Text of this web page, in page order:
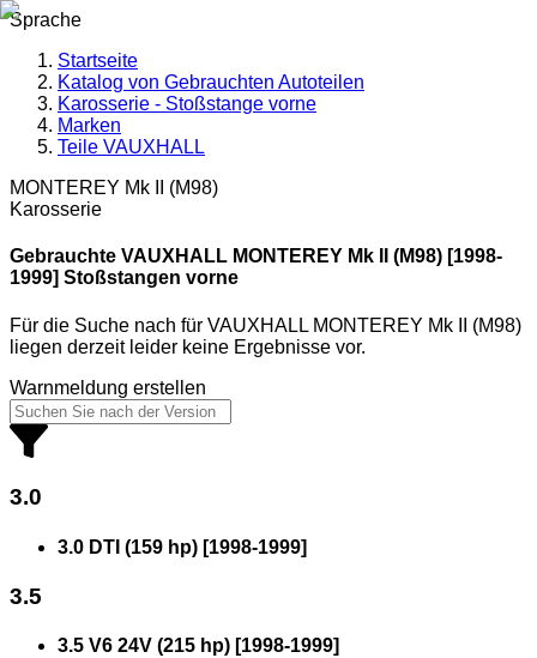
Sprache
Startseite
Katalog von Gebrauchten Autoteilen
Karosserie - Stoßstange vorne
Marken
Teile VAUXHALL
MONTEREY Mk II (M98)
Karosserie
Gebrauchte VAUXHALL MONTEREY Mk II (M98) [1998-
1999] Stoßstangen vorne
Für die Suche nach für VAUXHALL MONTEREY Mk II (M98)
liegen derzeit leider keine Ergebnisse vor.
Warnmeldung erstellen
3.0
3.0 DTI (159 hp) [1998-1999]
3.5
3.5 V6 24V (215 hp) [1998-1999]